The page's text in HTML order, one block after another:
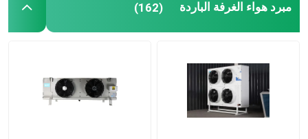
مبرد هواء الغرفة الباردة (162)